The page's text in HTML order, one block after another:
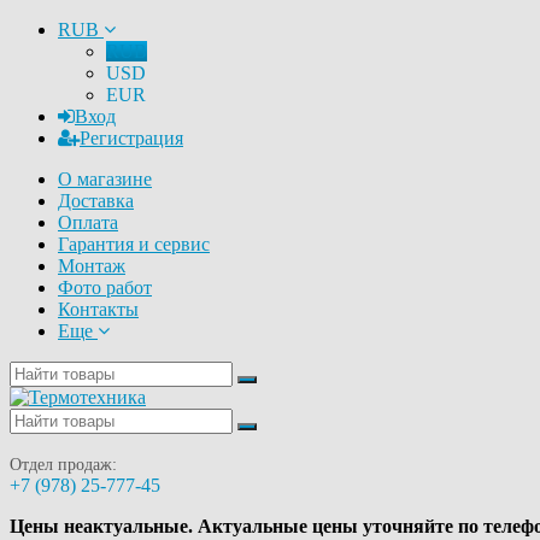
RUB
RUB
USD
EUR
Вход
Регистрация
О магазине
Доставка
Оплата
Гарантия и сервис
Монтаж
Фото работ
Контакты
Еще
Отдел продаж:
+7 (978) 25-777-45
Цены неактуальные. Актуальные цены уточняйте по